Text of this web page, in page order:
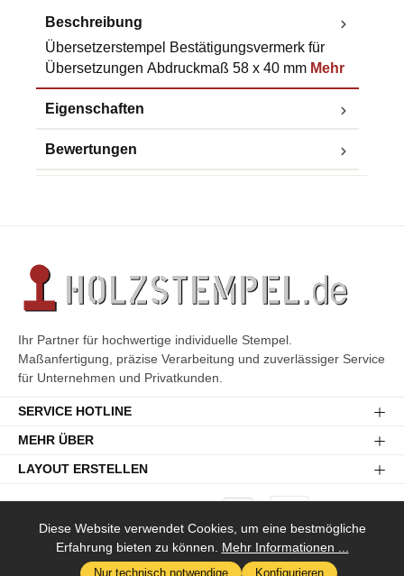
Beschreibung
Übersetzerstempel Bestätigungsvermerk für
Übersetzungen Abdruckmaß 58 x 40 mm Mehr
Eigenschaften
Bewertungen
Ihr Partner für hochwertige individuelle Stempel.
Maßanfertigung, präzise Verarbeitung und zuverlässiger Service
für Unternehmen und Privatkunden.
SERVICE HOTLINE
MEHR ÜBER
LAYOUT ERSTELLEN
* Alle Preise inkl. gesetzl. Mehrwertsteuer zzgl. Versandkosten
Diese Website verwendet Cookies, um eine bestmögliche
Erfahrung bieten zu können. Mehr Informationen ...
Nur technisch notwendige Konfigurieren